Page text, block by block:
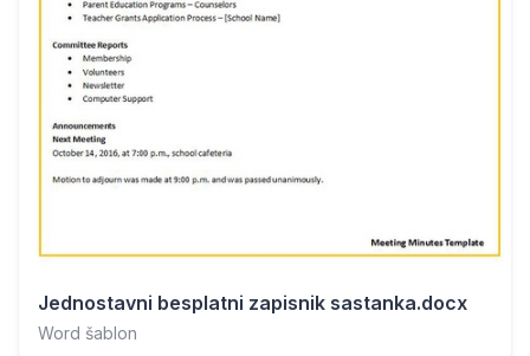
Jednostavni besplatni zapisnik sastanka.docx
Word šablon